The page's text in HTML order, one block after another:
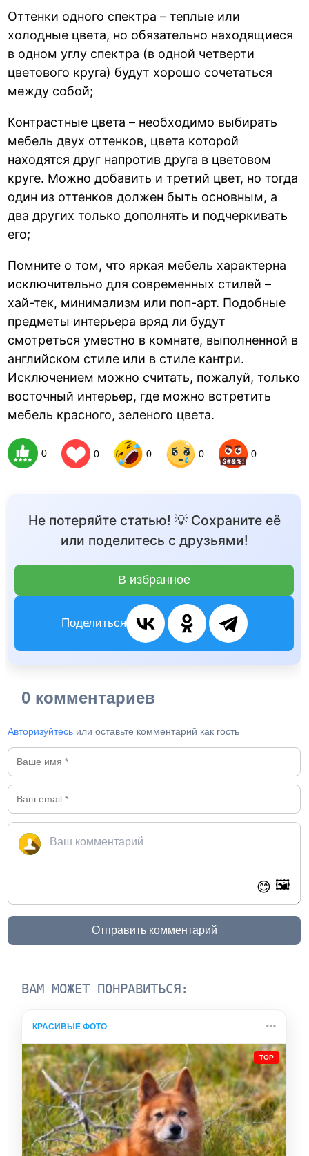
Оттенки одного спектра – теплые или
холодные цвета, но обязательно находящиеся
в одном углу спектра (в одной четверти
цветового круга) будут хорошо сочетаться
между собой;
Контрастные цвета – необходимо выбирать
мебель двух оттенков, цвета которой
находятся друг напротив друга в цветовом
круге. Можно добавить и третий цвет, но тогда
один из оттенков должен быть основным, а
два других только дополнять и подчеркивать
его;
Помните о том, что яркая мебель характерна
исключительно для современных стилей –
хай-тек, минимализм или поп-арт. Подобные
предметы интерьера вряд ли будут
смотреться уместно в комнате, выполненной в
английском стиле или в стиле кантри.
Исключением можно считать, пожалуй, только
восточный интерьер, где можно встретить
мебель красного, зеленого цвета.
0 0 0 0 0
Не потеряйте статью! 💡 Сохраните её
или поделитесь с друзьями!
В избранное
Поделиться
0 комментариев
Авторизуйтесь или оставьте комментарий как гость
😊 🖼️
Отправить комментарий
ВАМ МОЖЕТ ПОНРАВИТЬСЯ:
КРАСИВЫЕ ФОТО
TOP